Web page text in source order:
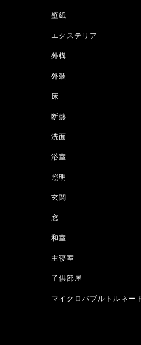
壁紙
エクステリア
外構
外装
床
断熱
洗面
浴室
照明
玄関
窓
和室
主寝室
子供部屋
マイクロバブルトルネー